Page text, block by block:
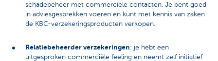
schadebeheer met commerciële contacten. Je bent goed
in adviesgesprekken voeren en kunt met kennis van zaken
de KBC-verzekeringsproducten verkopen.
Relatiebeheerder verzekeringen: je hebt een
uitgesproken commerciële feeling en neemt zelf initiatief